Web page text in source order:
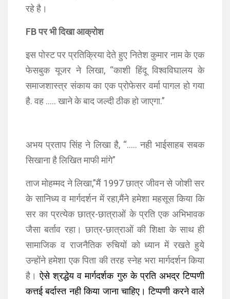
रहे है।
FB पर भी दिखा आक्रोश
इस पोस्ट पर प्रतिक्रिया देते हुए नितेश कुमार नाम के एक
फेसबुक यूजर ने लिखा, “काशी हिंदू विश्वविघालय के
समाजशास्त्र संकाय का एक प्रोफेसर वर्मा पागल हो गया
है. वह ….. खाने के बाद जल्दी ठीक हो जाएगा.”
अभय प्रताप सिंह ने लिखा है, “….. नही भाईसाहब सबक
सिखाना है लिखित माफी मांगे”
ताज मोहम्मद ने लिखा,”मैं 1997 छात्र जीवन से जोशी सर
के सानिध्य व मार्गदर्शन में रहा,मैंने हमेशा महसूस किया कि
सर का प्रत्येक छात्र-छात्राओं के प्रति एक अभिभावक
जैसा बर्ताव रहा। छात्र-छात्राओं की शिक्षा के साथ ही
सामाजिक व राजनैतिक रुचियों को ध्यान में रखते हुये
उन्होंने हमेशा एक पिता की तरह स्नेह भरा मार्गदर्शन किया
है। ऐसे श्रद्धेय व मार्गदर्शक गुरु के प्रति अभद्र टिप्पणी
कत्तई बर्दास्त नही किया जाना चाहिए। टिप्पणी करने वाले